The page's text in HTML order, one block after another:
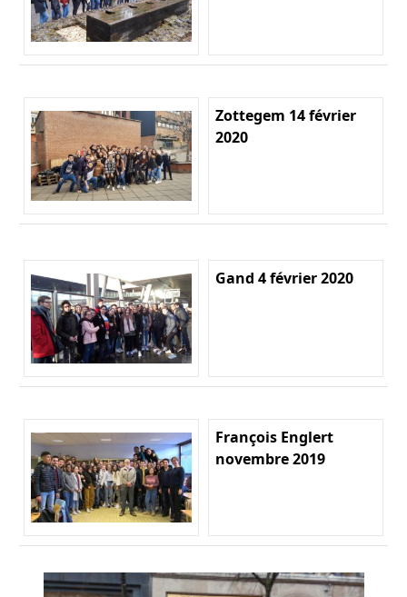
Zottegem 14 février
2020
Gand 4 février 2020
François Englert
novembre 2019